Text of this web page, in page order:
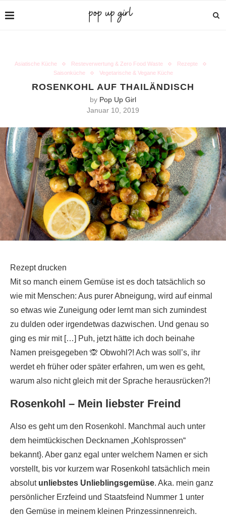
Asiatische Küche Resteverwertung & Zero Food Waste
Rezepte
Saisonküche
Vegetarische & Vegane Küche
ROSENKOHL AUF THAILÄNDISCH
by Pop Up Girl
Januar 10, 2019
Rezept drucken
Mit so manch einem Gemüse ist es doch tatsächlich so
wie mit Menschen: Aus purer Abneigung, wird auf einmal
so etwas wie Zuneigung oder lernt man sich zumindest
zu dulden oder irgendetwas dazwischen. Und genau so
ging es mir mit […] Puh, jetzt hätte ich doch beinahe
Namen preisgegeben 🙊 Obwohl?! Ach was soll’s, ihr
werdet eh früher oder später erfahren, um wen es geht,
warum also nicht gleich mit der Sprache herausrücken?!
Rosenkohl – Mein liebster Freind
Also es geht um den Rosenkohl. Manchmal auch unter
dem heimtückischen Decknamen „Kohlsprossen“
bekannt}. Aber ganz egal unter welchem Namen er sich
vorstellt, bis vor kurzem war Rosenkohl tatsächlich mein
absolut unliebstes Unlieblingsgemüse. Aka. mein ganz
persönlicher Erzfeind und Staatsfeind Nummer 1 unter
den Gemüse in meinem kleinen Prinzessinnenreich.